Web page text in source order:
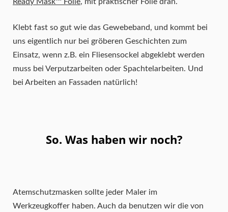
Klebt fast so gut wie das Gewebeband, und kommt bei
uns eigentlich nur bei gröberen Geschichten zum
Einsatz, wenn z.B. ein Fliesensockel abgeklebt werden
muss bei Verputzarbeiten oder Spachtelarbeiten. Und
bei Arbeiten an Fassaden natürlich!
So. Was haben wir noch?
Atemschutzmasken sollte jeder Maler im
Werkzeugkoffer haben. Auch da benutzen wir die von